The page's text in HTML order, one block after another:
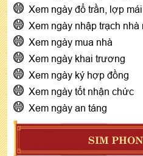
Xem ngày đổ trần, lợp mái
Xem ngày nhập trạch nhà
Xem ngày mua nhà
Xem ngày khai trương
Xem ngày ký hợp đồng
Xem ngày tốt nhận chức
Xem ngày an táng
SIM